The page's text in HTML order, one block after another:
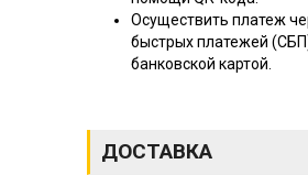
Осуществить платеж
быстрых платежей
банковской картой.
ДОСТАВКА